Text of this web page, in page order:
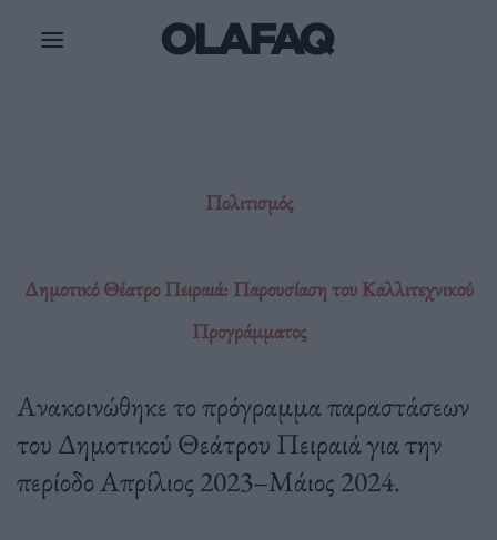
Πολιτισμός
Δημοτικό Θέατρο Πειραιά: Παρουσίαση του Καλλιτεχνικού
Προγράμματος
Ανακοινώθηκε το πρόγραμμα παραστάσεων
του Δημοτικού Θεάτρου Πειραιά για την
περίοδο Απρίλιος 2023–Μάιος 2024.